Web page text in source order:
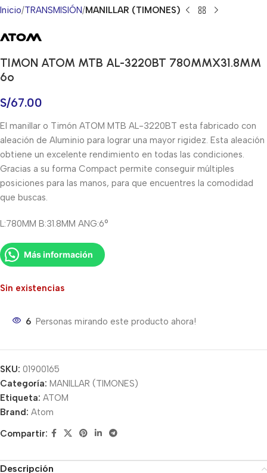
Inicio TRANSMISIÓN MANILLAR (TIMONES)
TIMON ATOM MTB AL-3220BT 780MMX31.8MM
6º
S/67.00
El manillar o Timón ATOM MTB AL-3220BT esta fabricado con
aleación de Aluminio para lograr una mayor rigidez. Esta aleación
obtiene un excelente rendimiento en todas las condiciones.
Gracias a su forma Compact permite conseguir múltiples
posiciones para las manos, para que encuentres la comodidad
que buscas.
L:780MM B:31.8MM ANG:6°
Más información
Sin existencias
6 Personas mirando este producto ahora!
SKU: 01900165
Categoría: MANILLAR (TIMONES)
Etiqueta: ATOM
Brand: Atom
Compartir:
Descripción